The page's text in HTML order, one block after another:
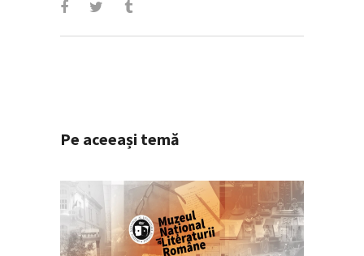
Pe aceeași temă